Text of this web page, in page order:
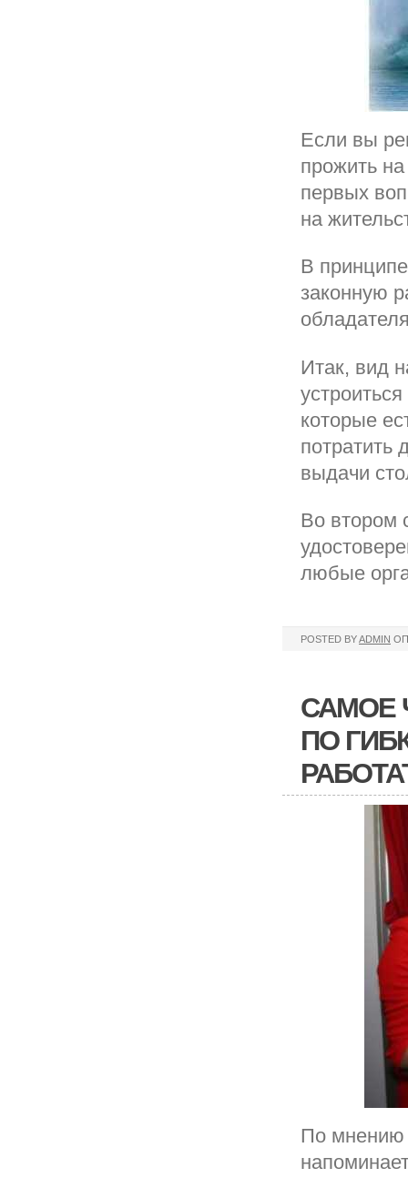
Если вы
прожить
первых
на
В
законную
Итак, вид
которые
потратить
выдачи
Во втором
любые
POSTED BYADMIN
САМОЕ
ПО
По мнению